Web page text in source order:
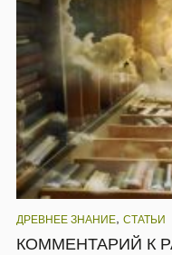
ДРЕВНЕЕ ЗНАНИЕ, СТАТЬИ
КОММЕНТАРИЙ К